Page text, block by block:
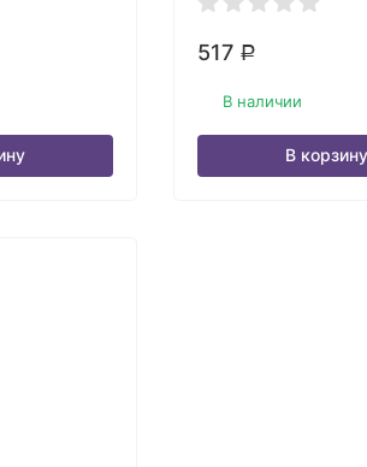
517 Р
В наличии
В корзину